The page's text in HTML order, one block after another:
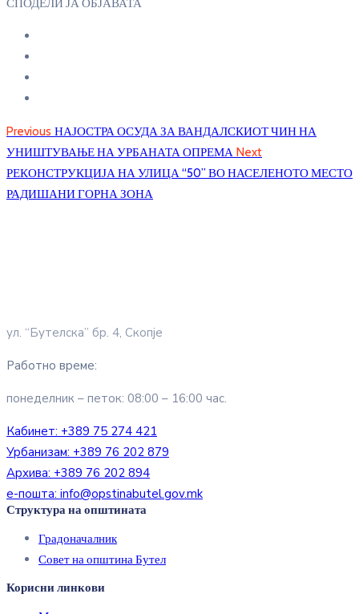
СПОДЕЛИ ЈА ОБЈАВАТА
Previous НАЈОСТРА ОСУДА ЗА ВАНДАЛСКИОТ ЧИН НА
УНИШТУВАЊЕ НА УРБАНАТА ОПРЕМА Next
РЕКОНСТРУКЦИЈА НА УЛИЦА “50” ВО НАСЕЛЕНОТО МЕСТО
РАДИШАНИ ГОРНА ЗОНА
ул. “Бутелска” бр. 4, Скопје
Работно време:
понеделник – петок: 08:00 – 16:00 час.
Кабинет: +389 75 274 421
Урбанизам: +389 76 202 879
Архива: +389 76 202 894
е-пошта: info@opstinabutel.gov.mk
Структура на општината
Градоначалник
Совет на општина Бутел
Корисни линкови